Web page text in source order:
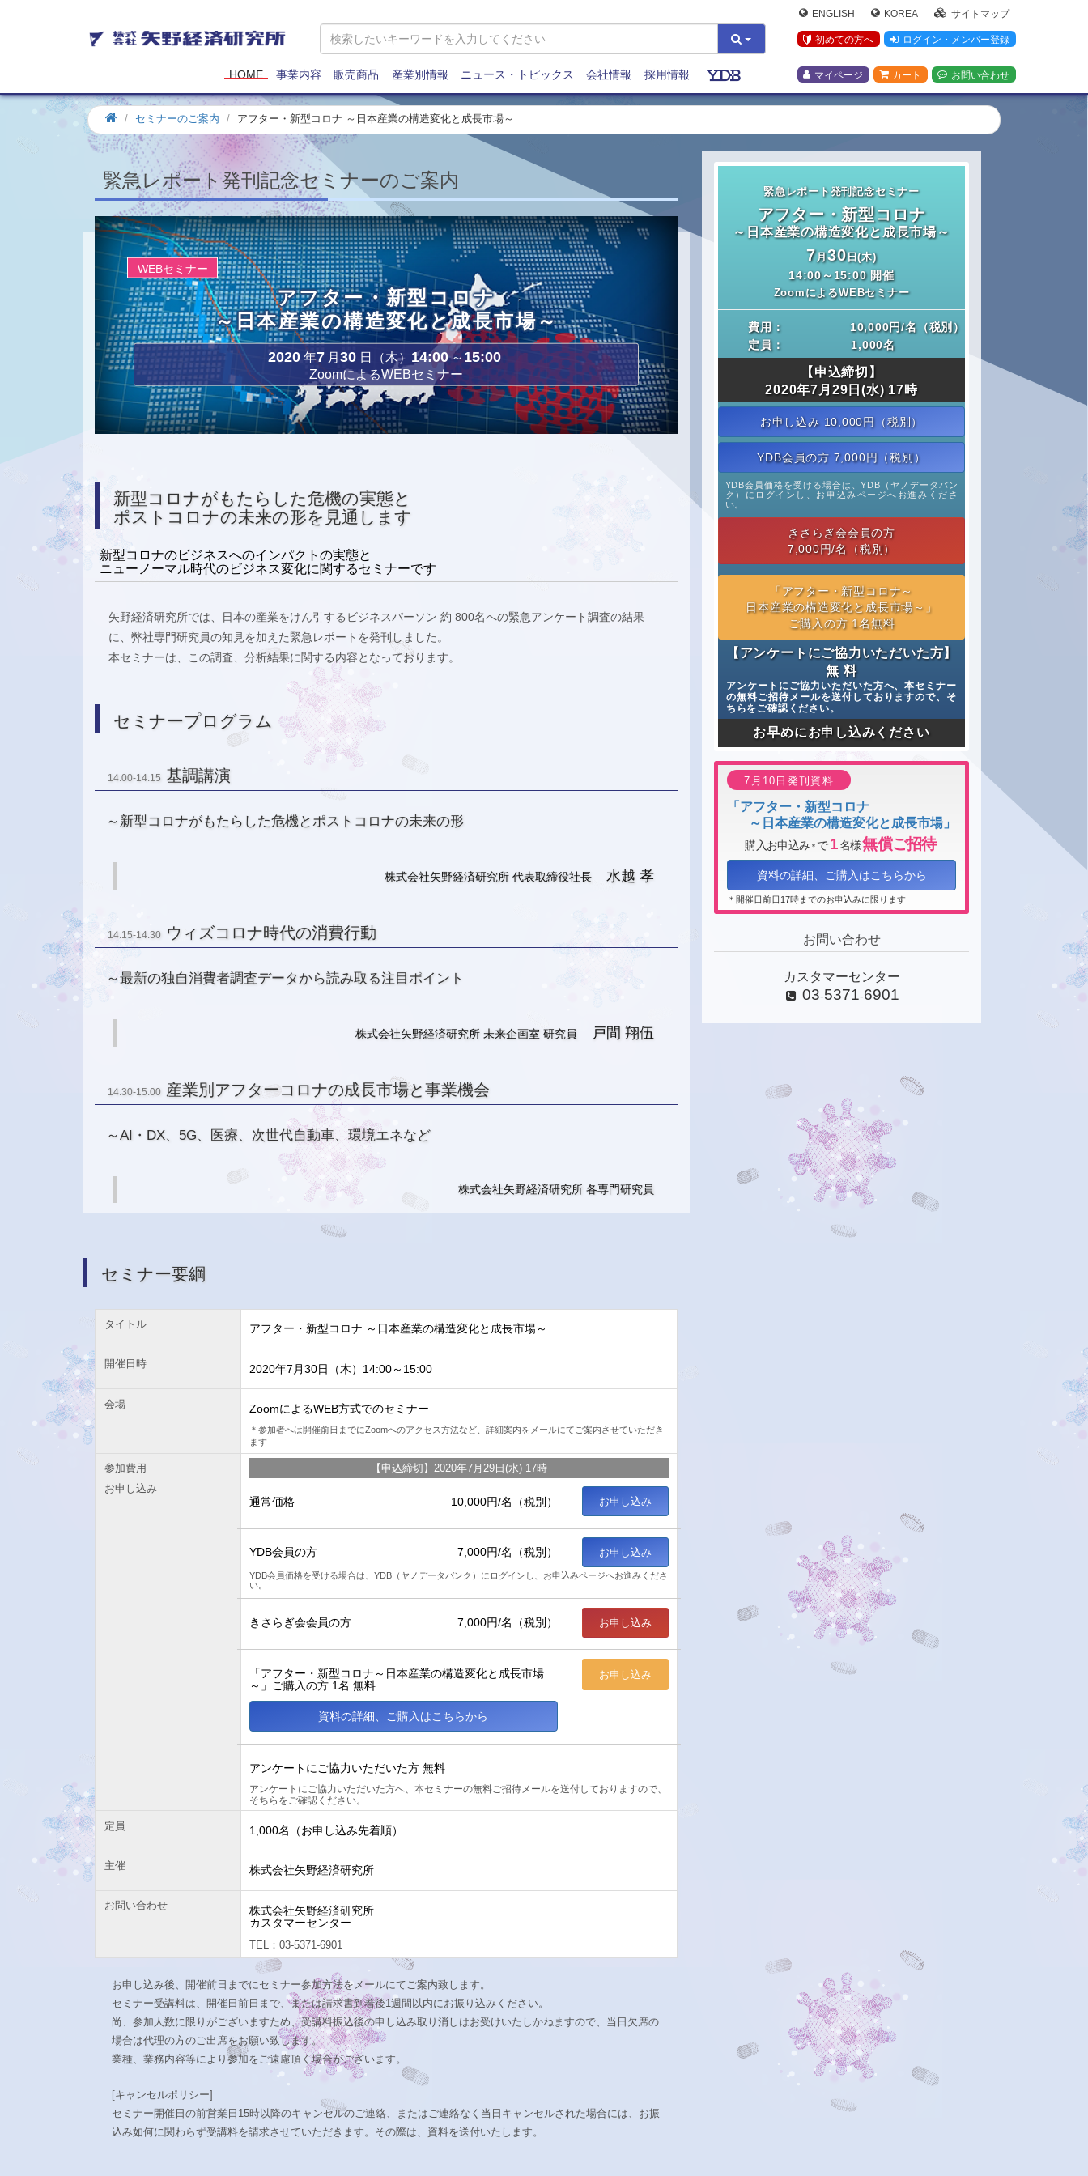
矢
野
研
究
所
ENGLISH KOREA サイトマップ
初めての方へ ログイン・メンバー登録
マイページ カート お問い合わせ
HOME 事業内容 販売商品 産業別情報 ニュース・トピックス 会社情報 採用情報
ホ
ー
ム
セミナーのご案内 アフター・新型コロナ ～日本産業の構造変化と成長市場～
緊急レポート発刊記念セミナーのご案内
WEBセミナー
アフター・新型コロナ
～日本産業の構造変化と成長市場～
2020 年7 月30 日（木） 14:00 ～ 15:00
ZoomによるWEBセミナー
新型コロナがもたらした危機の実態と
ポストコロナの未来の形を見通します
新型コロナのビジネスへのインパクトの実態と
ニューノーマル時代のビジネス変化に関するセミナーです
矢野経済研究所では、日本の産業をけん引するビジネスパーソン 約 800名への緊急アンケート調査の結果
に、弊社専門研究員の知見を加えた緊急レポートを発刊しました。
本セミナーは、この調査、分析結果に関する内容となっております。
セミナープログラム
14:00-14:15基調講演
～新型コロナがもたらした危機とポストコロナの未来の形
株式会社矢野経済研究所 代表取締役社長 水越 孝
14:15-14:30ウィズコロナ時代の消費行動
～最新の独自消費者調査データから読み取る注目ポイント
株式会社矢野経済研究所 未来企画室 研究員 戸間 翔伍
14:30-15:00産業別アフターコロナの成長市場と事業機会
～AI・DX、5G、医療、次世代自動車、環境エネなど
株式会社矢野経済研究所 各専門研究員
セミナー要綱
タイトル アフター・新型コロナ ～日本産業の構造変化と成長市場～
開催日時 2020年7月30日（木）14:00～15:00
会場 ZoomによるWEB方式でのセミナー
＊参加者へは開催前日までにZoomへのアクセス方法など、詳細案内をメールにてご案内させていただき
ます
参加費用
お申し込み
【申込締切】2020年7月29日(水) 17時
通常価格 10,000円/名（税別） お申し込み
YDB会員の方 7,000円/名（税別） お申し込み
YDB会員価格を受ける場合は、YDB（ヤノデータバンク）にログインし、お申込みページへお進みくださ
い。
きさらぎ会会員の方 7,000円/名（税別） お申し込み
「アフター・新型コロナ～日本産業の構造変化と成長市場
～」ご購入の方 1名 無料
資料の詳細、ご購入はこちらから
お申し込み
アンケートにご協力いただいた方 無料
アンケートにご協力いただいた方へ、本セミナーの無料ご招待メールを送付しておりますので、
そちらをご確認ください。
定員 1,000名（お申し込み先着順）
主催 株式会社矢野経済研究所
お問い合わせ
株式会社矢野経済研究所
カスタマーセンター
TEL：03-5371-6901
お申し込み後、開催前日までにセミナー参加方法をメールにてご案内致します。
セミナー受講料は、開催日前日まで、または請求書到着後1週間以内にお振り込みください。
尚、参加人数に限りがございますため、受講料振込後の申し込み取り消しはお受けいたしかねますので、当日欠席の
場合は代理の方のご出席をお願い致します。
業種、業務内容等により参加をご遠慮頂く場合がございます。
[キャンセルポリシー]
セミナー開催日の前営業日15時以降のキャンセルのご連絡、またはご連絡なく当日キャンセルされた場合には、お振
込み如何に関わらず受講料を請求させていただきます。その際は、資料を送付いたします。
緊急レポート発刊記念セミナー
アフター・新型コロナ
～日本産業の構造変化と成長市場～
7月30日(木)
14:00～15:00 開催
ZoomによるWEBセミナー
費用：
10,000円/名（税別）
定員：
1,000名
【申込締切】
2020年7月29日(水) 17時
お申し込み 10,000円（税別）
YDB会員の方 7,000円（税別）
YDB会員価格を受ける場合は、YDB（ヤノデータバン
ク）にログインし、お申込みページへお進みくださ
い。
きさらぎ会会員の方
7,000円/名（税別）
「アフター・新型コロナ～
日本産業の構造変化と成長市場～」
ご購入の方 1名無料
【アンケートにご協力いただいた方】
無 料
アンケートにご協力いただいた方へ、本セミナー
の無料ご招待メールを送付しておりますので、そ
ちらをご確認ください。
お早めにお申し込みください
7月10日発刊資料
「アフター・新型コロナ
～日本産業の構造変化と成長市場」
購入お申込み ＊ で 1名様無償ご招待
資料の詳細、ご購入はこちらから
＊開催日前日17時までのお申込みに限ります
お問い合わせ
カスタマーセンター
03-5371-6901